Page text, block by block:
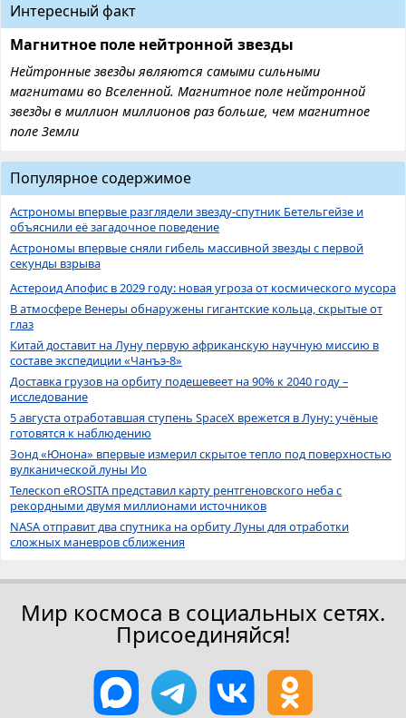
Интересный факт
Магнитное поле нейтронной звезды
Нейтронные звезды являются самыми сильными
магнитами во Вселенной. Магнитное поле нейтронной
звезды в миллион миллионов раз больше, чем магнитное
поле Земли
Популярное содержимое
Астрономы впервые разглядели звезду-спутник Бетельгейзе и
объяснили её загадочное поведение
Астрономы впервые сняли гибель массивной звезды с первой
секунды взрыва
Астероид Апофис в 2029 году: новая угроза от космического мусора
В атмосфере Венеры обнаружены гигантские кольца, скрытые от
глаз
Китай доставит на Луну первую африканскую научную миссию в
составе экспедиции «Чанъэ-8»
Доставка грузов на орбиту подешевеет на 90% к 2040 году –
исследование
5 августа отработавшая ступень SpaceX врежется в Луну: учёные
готовятся к наблюдению
Зонд «Юнона» впервые измерил скрытое тепло под поверхностью
вулканической луны Ио
Телескоп eROSITA представил карту рентгеновского неба с
рекордными двумя миллионами источников
NASA отправит два спутника на орбиту Луны для отработки
сложных маневров сближения
Мир космоса в социальных сетях.
Присоединяйся!